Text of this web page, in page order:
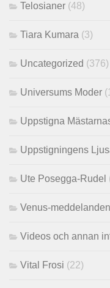
Telosianer (48)
Tiara Kumara (3)
Uncategorized (376)
Universums Moder
Uppstigna
Uppstigningens
Ute Posegga-Rudel
Venus-meddelanden
Videos och annan
Vital Frosi (22)